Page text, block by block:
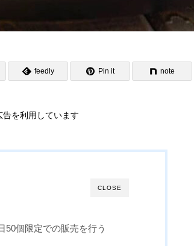
feedly Pin it note
を利用しています
CLOSE
50個限定での販売を行う